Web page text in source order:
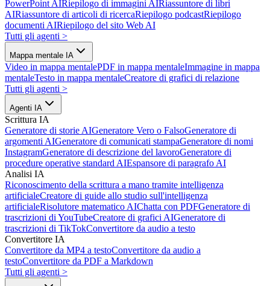
PowerPoint AIRiepilogo di immagini AIRiassuntore di libri
AIRiassuntore di articoli di ricercaRiepilogo podcastRiepilogo
documenti AIRiepilogo del sito Web AI
Tutti gli agenti >
Mappa mentale IA
Video in mappa mentalePDF in mappa mentaleImmagine in mappa
mentaleTesto in mappa mentaleCreatore di grafici di relazione
Tutti gli agenti >
Agenti IA
Scrittura IA
Generatore di storie AIGeneratore Vero o FalsoGeneratore di
argomenti AIGeneratore di comunicati stampaGeneratore di nomi
InstagramGeneratore di descrizione del lavoroGeneratore di
procedure operative standard AIEspansore di paragrafo AI
Analisi IA
Riconoscimento della scrittura a mano tramite intelligenza
artificialeCreatore di guide allo studio sull'intelligenza
artificialeRisolutore matematico AIChatta con PDFGeneratore di
trascrizioni di YouTubeCreatore di grafici AIGeneratore di
trascrizioni di TikTokConvertitore da audio a testo
Convertitore IA
Convertitore da MP4 a testoConvertitore da audio a
testoConvertitore da PDF a Markdown
Tutti gli agenti >